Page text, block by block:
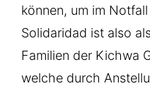
können, um im
Solidaridad ist also
Familien der Kichwa
welche durch